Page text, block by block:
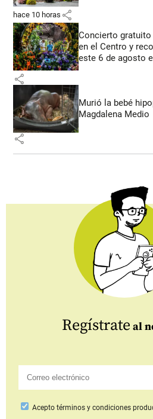
hace 10 horas share
Concierto gratuito
en el Centro y
este 6 de agosto
share
Murió la bebé
Magdalena Medio
share
Regístrate al
Aceptotérminos y condiciones